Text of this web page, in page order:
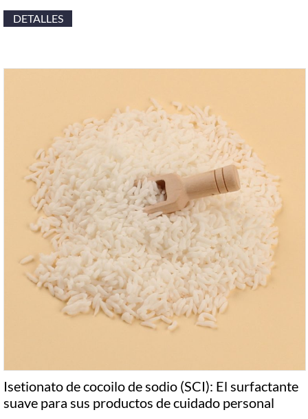
DETALLES
Isetionato de cocoilo de sodio (SCI): El surfactante
suave para sus productos de cuidado personal